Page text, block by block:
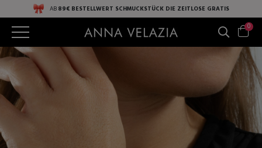
AB89€ BESTELLWERT SCHMUCKSTÜCK DIE ZEITLOSE GRATIS
0